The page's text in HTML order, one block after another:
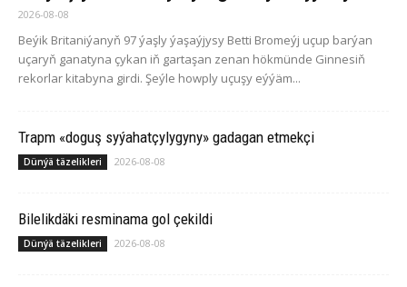
2026-08-08
Beýik Britaniýanyň 97 ýaşly ýaşaýjysy Betti Bromeýj uçup barýan
uçaryň ganatyna çykan iň gartaşan zenan hökmünde Ginnesiň
rekorlar kitabyna girdi. Şeýle howply uçuşy eýýäm...
Trapm «doguş syýahatçylygyny» gadagan etmekçi
Dünýä täzelikleri 2026-08-08
Bilelikdäki resminama gol çekildi
Dünýä täzelikleri 2026-08-08